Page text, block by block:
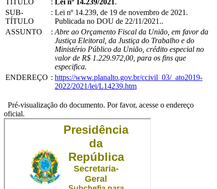
SUB-
TÍTULO
: Lei nº 14.239, de 19 de novembro de 2021.
Publicada no DOU de 22/11/2021..
ASSUNTO
: Abre ao Orçamento Fiscal da União, em favor da
Justiça Eleitoral, da Justiça do Trabalho e do
Ministério Público da União, crédito especial no
valor de R$ 1.229.972,00, para os fins que
especifica.
ENDEREÇO : https://www.planalto.gov.br/ccivil_03/_ato2019-
2022/2021/lei/L14239.htm
Pré-visualização do documento. Por favor, acesse o endereço
oficial.